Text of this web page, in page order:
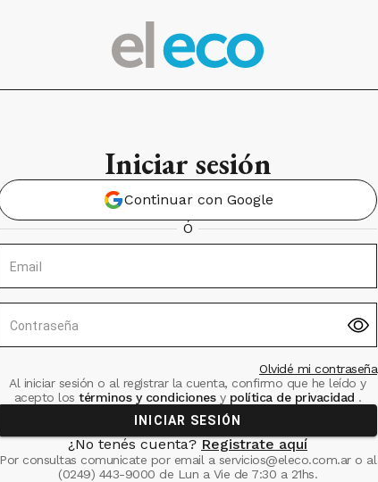
Iniciar sesión
Continuar con Google
Ó
Email
Contraseña
Olvidé mi contraseña
Al iniciar sesión o al registrar la cuenta, confirmo que he leído y
acepto los términos y condiciones ypolítica de privacidad .
INICIAR SESIÓN
¿No tenés cuenta? Registrate aquí
Por consultas comunicate por email a servicios@eleco.com.aro al
(0249) 443-9000 de Lun a Vie de 7:30 a 21hs.